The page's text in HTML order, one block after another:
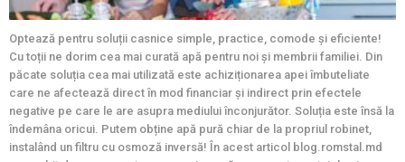
Optează pentru soluții casnice simple, practice, comode și eficiente!
Cu toții ne dorim cea mai curată apă pentru noi și membrii familiei. Din
păcate soluția cea mai utilizată este achiziționarea apei îmbuteliate
care ne afectează direct în mod financiar și indirect prin efectele
negative pe care le are asupra mediului înconjurător. Soluția este însă la
îndemâna oricui. Putem obține apă pură chiar de la propriul robinet,
instalând un filtru cu osmoză inversă! În acest articol blog.romstal.md